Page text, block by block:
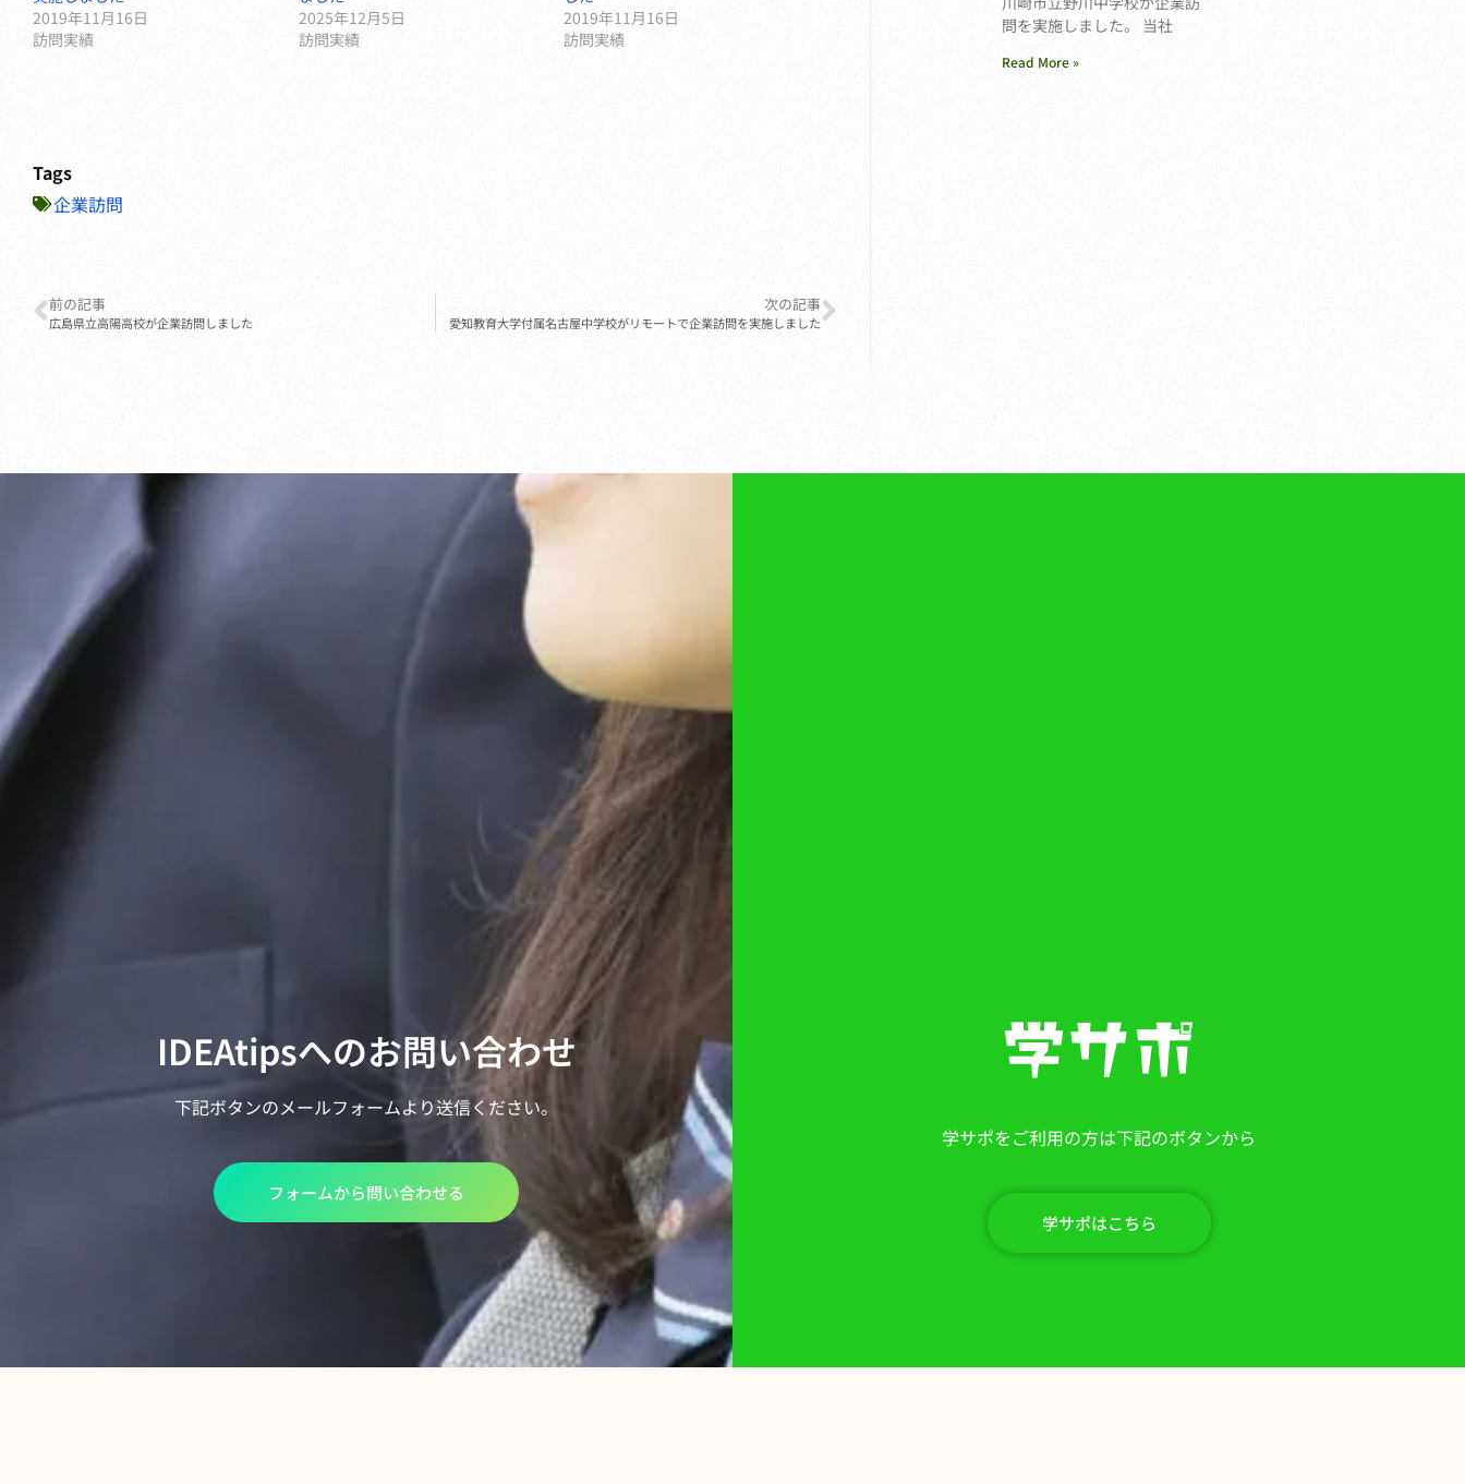
2019年11月16日
訪問実績
2025年12月5日
訪問実績
2019年11月16日
訪問実績
Tags
企業訪問
前の記事
広島県立高陽高校が企業訪問しました
次の記事
愛知教育大学付属名古屋中学校がリモートで企業訪問を実施しました
問を実施しました。 当社
Read More »
IDEAtipsへのお問い合わせ
下記ボタンのメールフォームより送信ください。
フォームから問い合わせる
学サポをご利用の方は下記のボタンから
学サポはこちら